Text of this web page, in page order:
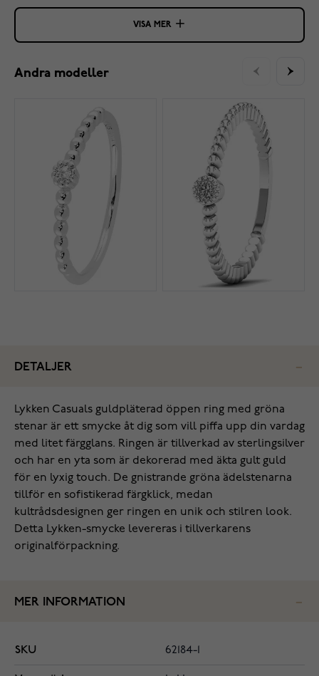
VISA MER
Andra modeller
DETALJER
Lykken Casuals guldpläterad öppen ring med gröna
stenar är ett smycke åt dig som vill piffa upp din vardag
med litet färgglans. Ringen är tillverkad av sterlingsilver
och har en yta som är dekorerad med äkta gult guld
för en lyxig touch. De gnistrande gröna ädelstenarna
tillför en sofistikerad färgklick, medan
kultrådsdesignen ger ringen en unik och stilren look.
Detta Lykken-smycke levereras i tillverkarens
originalförpackning.
MER INFORMATION
SKU 62184-1